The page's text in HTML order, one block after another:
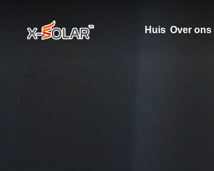
Huis Over ons